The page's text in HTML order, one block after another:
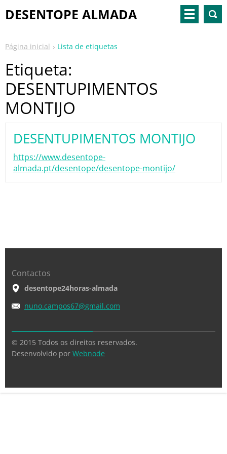
DESENTOPE ALMADA
Página inicial Lista de etiquetas
Etiqueta:
DESENTUPIMENTOS
MONTIJO
DESENTUPIMENTOS MONTIJO
https://www.desentope-
almada.pt/desentope/desentope-montijo/
Contactos
desentope24horas-almada
nuno.campos67@gmail.com
© 2015 Todos os direitos reservados.
Desenvolvido por Webnode